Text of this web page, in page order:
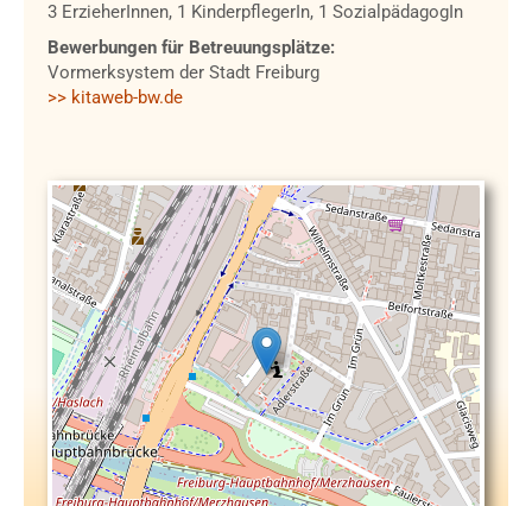
3 ErzieherInnen, 1 KinderpflegerIn, 1 SozialpädagogIn
Bewerbungen für Betreuungsplätze:
Vormerksystem der Stadt Freiburg
>> kitaweb-bw.de